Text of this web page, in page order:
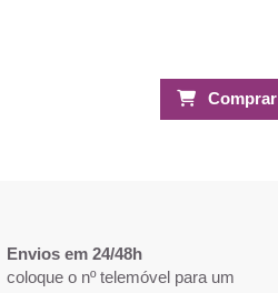
Comprar
Envios em 24/48h
coloque o nº telemóvel para um